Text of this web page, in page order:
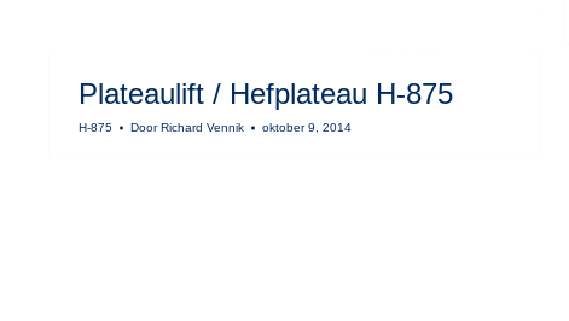
Plateaulift / Hefplateau H-875
H-875 DoorRichard Vennik oktober 9, 2014